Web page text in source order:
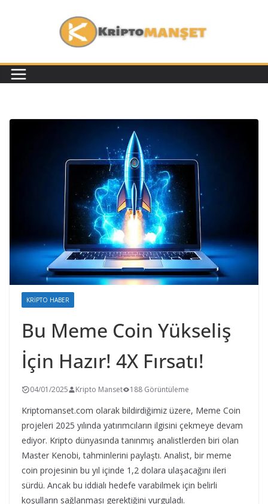
KRIPTO HABER
Bu Meme Coin Yükseliş
İçin Hazır! 4X Fırsatı!
04/01/2025 Kripto Manset 188 Görüntüleme
Kriptomanset.com olarak bildirdiğimiz üzere, Meme Coin
projeleri 2025 yılında yatırımcıların ilgisini çekmeye devam
ediyor. Kripto dünyasında tanınmış analistlerden biri olan
Master Kenobi, tahminlerini paylaştı. Analist, bir meme
coin projesinin bu yıl içinde 1,2 dolara ulaşacağını ileri
sürdü. Ancak bu iddialı hedefe varabilmek için belirli
koşulların sağlanması gerektiğini vurguladı.